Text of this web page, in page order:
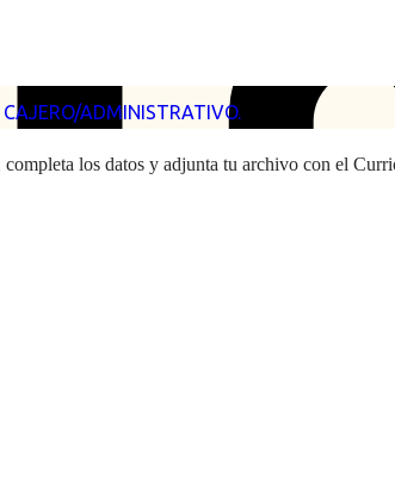
ADMINISTRATIVO.
los datos y adjunta tu archivo con el